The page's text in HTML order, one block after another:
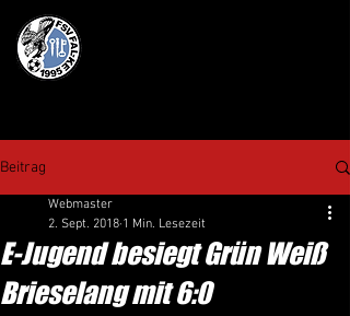
Beitrag
E-Jugend besiegt Grün Weiß
Brieselang mit 6:0
Webmaster
2. Sept. 2018 1 Min. Lesezeit